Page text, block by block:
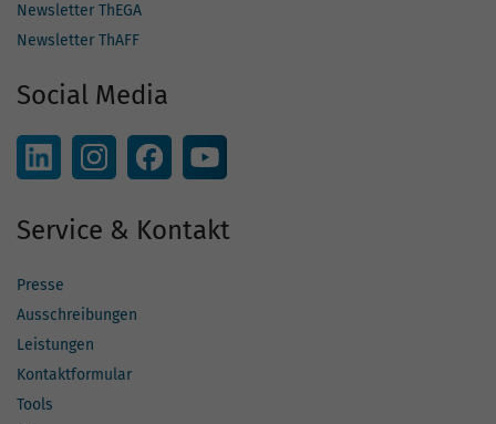
Newsletter ThEGA
Newsletter ThAFF
Social Media
Service & Kontakt
Presse
Ausschreibungen
Leistungen
Kontaktformular
Tools